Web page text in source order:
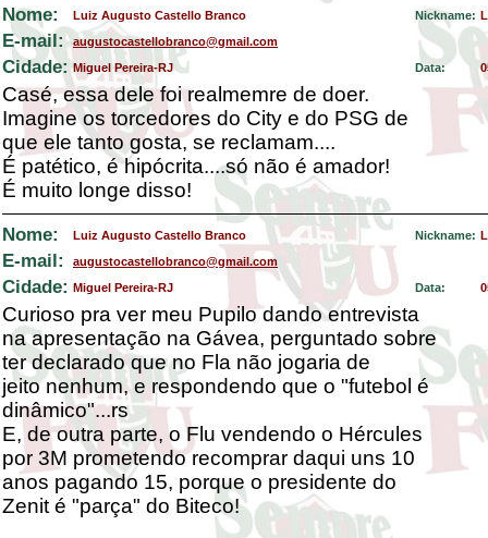
Nome: Luiz Augusto Castello Branco Nickname:
E-mail: augustocastellobranco@gmail.com
Cidade: Miguel Pereira-RJ Data:
Casé, essa dele foi realmemre de doer.
Imagine os torcedores do City e do PSG de
que ele tanto gosta, se reclamam....
É patético, é hipócrita....só não é amador!
É muito longe disso!
Nome: Luiz Augusto Castello Branco Nickname:
E-mail: augustocastellobranco@gmail.com
Cidade: Miguel Pereira-RJ Data:
Curioso pra ver meu Pupilo dando entrevista
na apresentação na Gávea, perguntado sobre
ter declarado que no Fla não jogaria de
jeito nenhum, e respondendo que o "futebol é
dinâmico"...rs
E, de outra parte, o Flu vendendo o Hércules
por 3M prometendo recomprar daqui uns 10
anos pagando 15, porque o presidente do
Zenit é "parça" do Biteco!